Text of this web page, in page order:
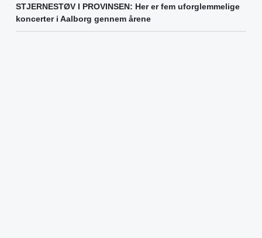
STJERNESTØV I PROVINSEN: Her er fem uforglemmelige
koncerter i Aalborg gennem årene